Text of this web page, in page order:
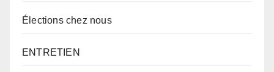
Élections chez nous
ENTRETIEN